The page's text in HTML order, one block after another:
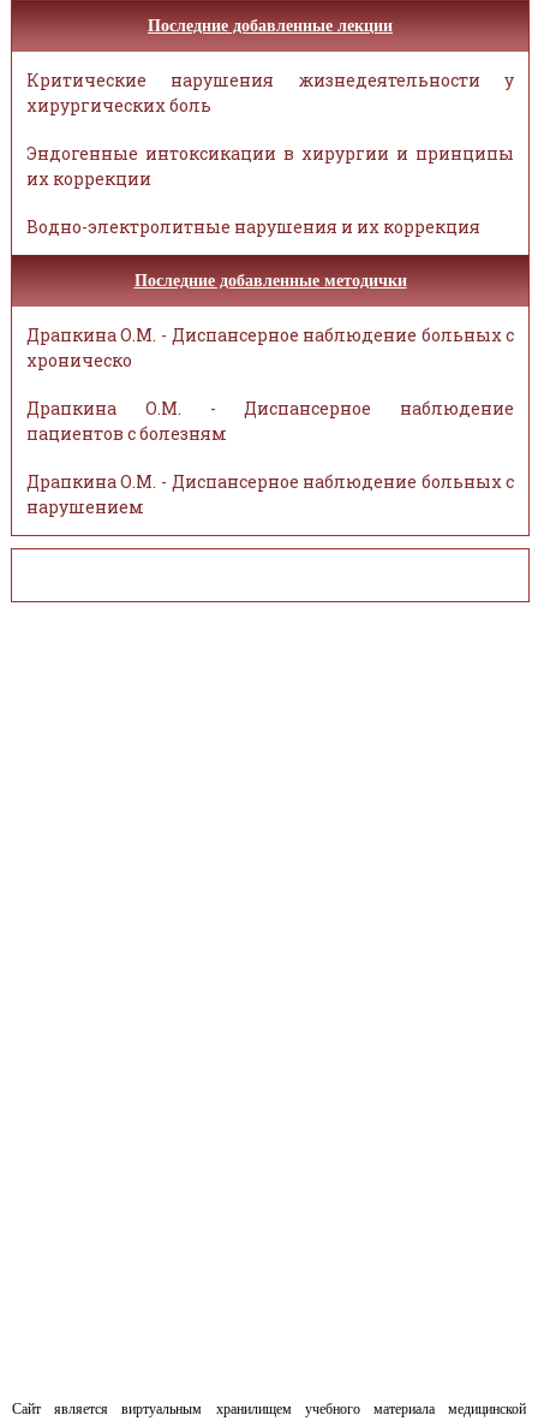
Последние добавленные лекции
Критические нарушения жизнедеятельности у
хирургических боль
Эндогенные интоксикации в хирургии и принципы
их коррекции
Водно-электролитные нарушения и их коррекция
Последние добавленные методички
Драпкина О.М. - Диспансерное наблюдение больных с
хроническо
Драпкина О.М. - Диспансерное наблюдение
пациентов с болезням
Драпкина О.М. - Диспансерное наблюдение больных с
нарушением
Сайт является виртуальным хранилищем учебного материала медицинской